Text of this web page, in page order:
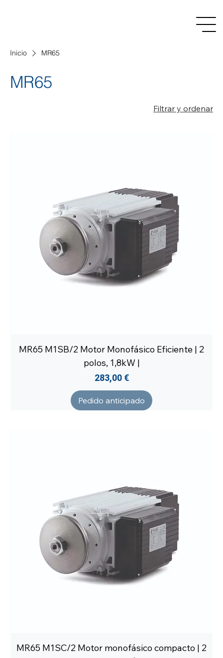
Inicio MR65
MR65
Filtrar y ordenar
MR65 M1SB/2 Motor Monofásico Eficiente | 2
polos, 1,8kW |
Precio
283,00 €
Pedido anticipado
MR65 M1SC/2 Motor monofásico compacto | 2